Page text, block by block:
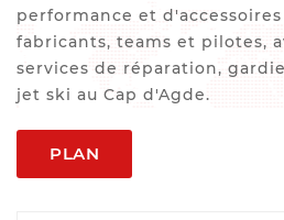
performance et
fabricants, teams et pilotes,
services de réparation,
jet ski au Cap d'Agde.
PLAN